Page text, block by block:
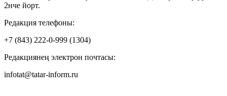
2нче йорт.
Редакция телефоны:
+7 (843) 222-0-999 (1304)
Редакциянең электрон почтасы:
infotat@tatar-inform.ru